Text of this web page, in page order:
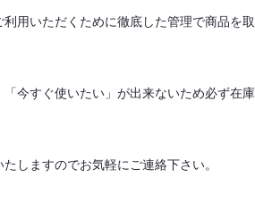
用いただくために徹底した管理で商品を取
今すぐ使いたい」が出来ないため必ず在庫
しますのでお気軽にご連絡下さい。